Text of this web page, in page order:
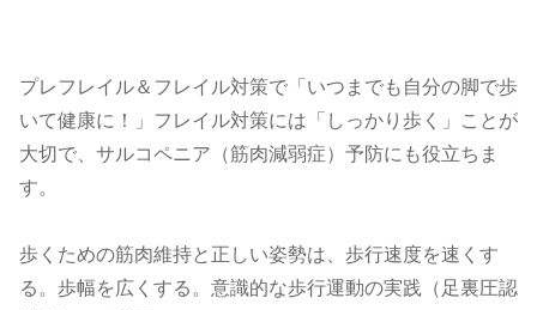
プレフレイル＆フレイル対策で「いつまでも自分の脚で歩
いて健康に！」フレイル対策には「しっかり歩く」ことが
大切で、サルコペニア（筋肉減弱症）予防にも役立ちま
す。
歩くための筋肉維持と正しい姿勢は、歩行速度を速くす
る。歩幅を広くする。意識的な歩行運動の実践（足裏圧認